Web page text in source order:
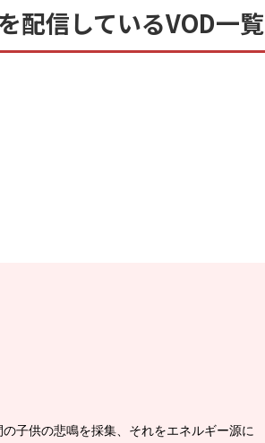
配信しているVOD一覧
子供の悲鳴を採集、それをエネルギー源に